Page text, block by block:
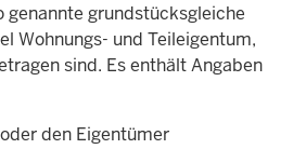
genannte grundstücksgleiche
Wohnungs- und Teileigentum,
sind. Es enthält Angaben
den Eigentümer